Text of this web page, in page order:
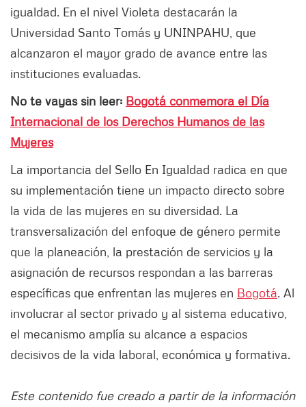
igualdad. En el nivel Violeta destacarán la
Universidad Santo Tomás y UNINPAHU, que
alcanzaron el mayor grado de avance entre las
instituciones evaluadas.
No te vayas sin leer: Bogotá conmemora el Día
Internacional de los Derechos Humanos de las
Mujeres
La importancia del Sello En Igualdad radica en que
su implementación tiene un impacto directo sobre
la vida de las mujeres en su diversidad. La
transversalización del enfoque de género permite
que la planeación, la prestación de servicios y la
asignación de recursos respondan a las barreras
específicas que enfrentan las mujeres en Bogotá. Al
involucrar al sector privado y al sistema educativo,
el mecanismo amplía su alcance a espacios
decisivos de la vida laboral, económica y formativa.
Este contenido fue creado a partir de la información